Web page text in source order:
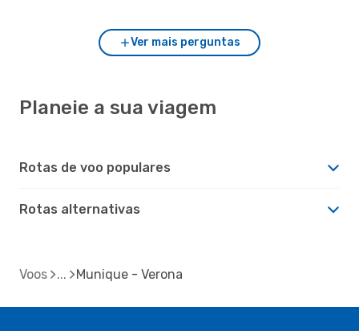
Ver mais perguntas
Planeie a sua viagem
Rotas de voo populares
Rotas alternativas
Voos Munique - Verona